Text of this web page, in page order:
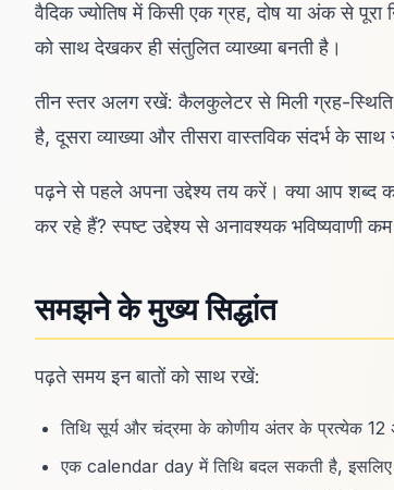
वैदिक ज्योतिष में किसी एक ग्रह, दोष या अंक से पूरा
को साथ देखकर ही संतुलित व्याख्या बनती है।
तीन स्तर अलग रखें: कैलकुलेटर से मिली ग्रह-स्थिति,
है, दूसरा व्याख्या और तीसरा वास्तविक संदर्भ के
पढ़ने से पहले अपना उद्देश्य तय करें। क्या आप शब्द
कर रहे हैं? स्पष्ट उद्देश्य से अनावश्यक भविष्यवाणी
समझने के मुख्य सिद्धांत
पढ़ते समय इन बातों को साथ रखें:
तिथि सूर्य और चंद्रमा के कोणीय अंतर के प्रत्येक 12
एक calendar day में तिथि बदल सकती है, इसलिए